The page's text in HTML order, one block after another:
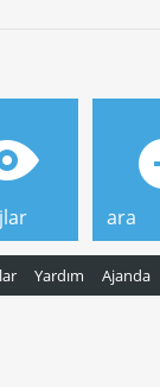
Yardım Ajanda
ara